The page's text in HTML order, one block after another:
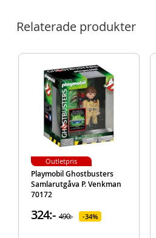
Relaterade produkter
Playmobil Ghostbusters
Samlarutgåva P. Venkman
70172
324:- 490:- 34%
Outletpris